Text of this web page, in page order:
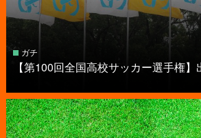
ガチ
【第100回全国高校サッカー選手権